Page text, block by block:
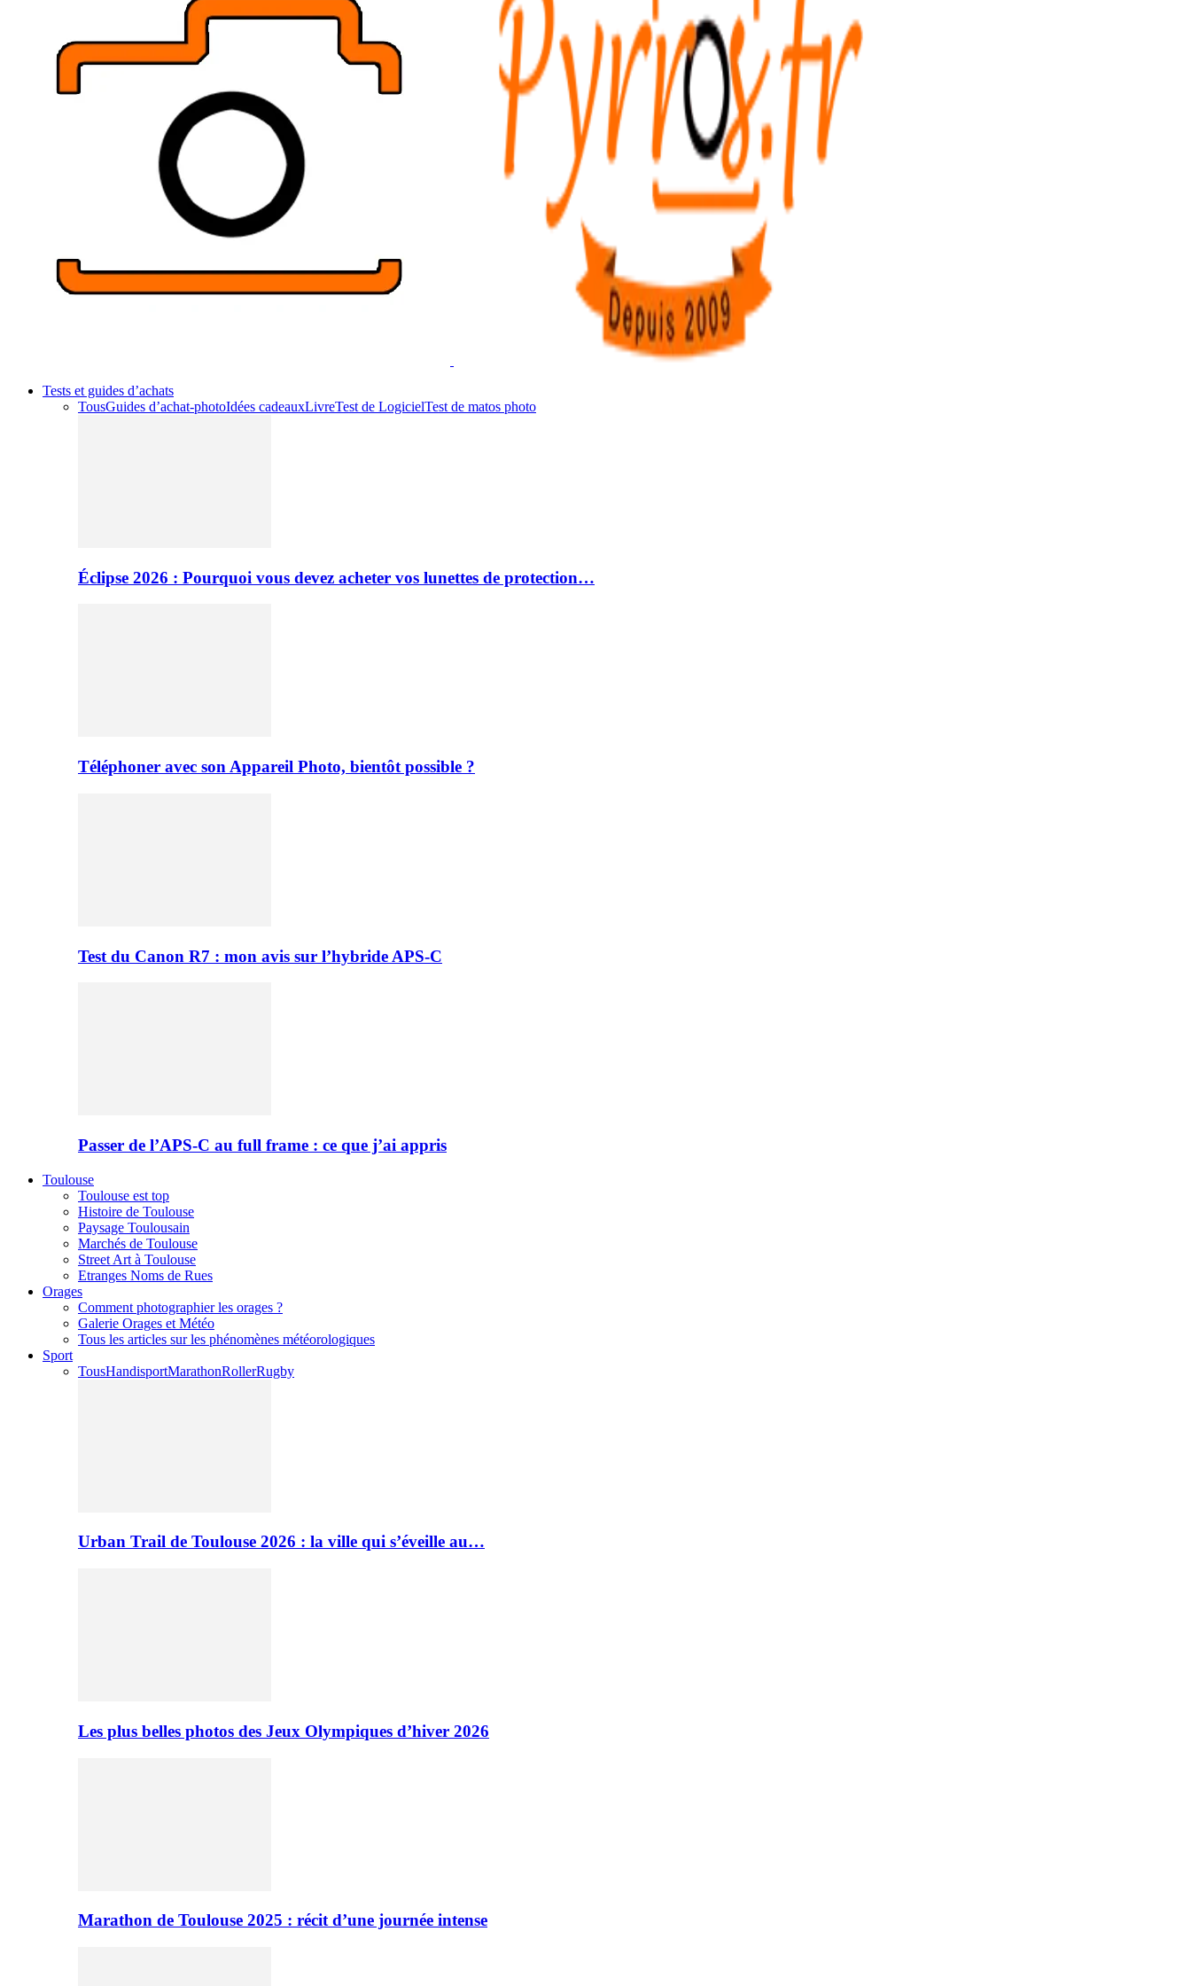
Tests et guides d’achats
TousGuides d’achat-photoIdées cadeauxLivreTest de LogicielTest de matos photo
Éclipse 2026 : Pourquoi vous devez acheter vos lunettes de protection…
Téléphoner avec son Appareil Photo, bientôt possible ?
Test du Canon R7 : mon avis sur l’hybride APS-C
Passer de l’APS-C au full frame : ce que j’ai appris
Toulouse
Toulouse est top
Histoire de Toulouse
Paysage Toulousain
Marchés de Toulouse
Street Art à Toulouse
Etranges Noms de Rues
Orages
Comment photographier les orages ?
Galerie Orages et Météo
Tous les articles sur les phénomènes météorologiques
Sport
TousHandisportMarathonRollerRugby
Urban Trail de Toulouse 2026 : la ville qui s’éveille au…
Les plus belles photos des Jeux Olympiques d’hiver 2026
Marathon de Toulouse 2025 : récit d’une journée intense